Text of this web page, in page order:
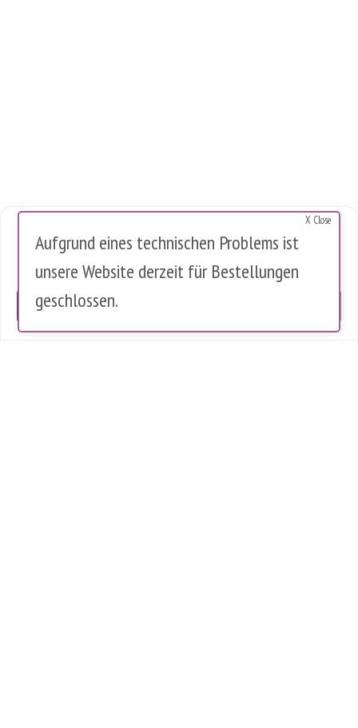
Diese Website verwendet Cookies, um die Nutzung zu analysieren.
Es werden keine personenbezogenen Daten gespeichert.
X Close
Aufgrund eines technischen Problems ist
unsere Website derzeit für Bestellungen
geschlossen.